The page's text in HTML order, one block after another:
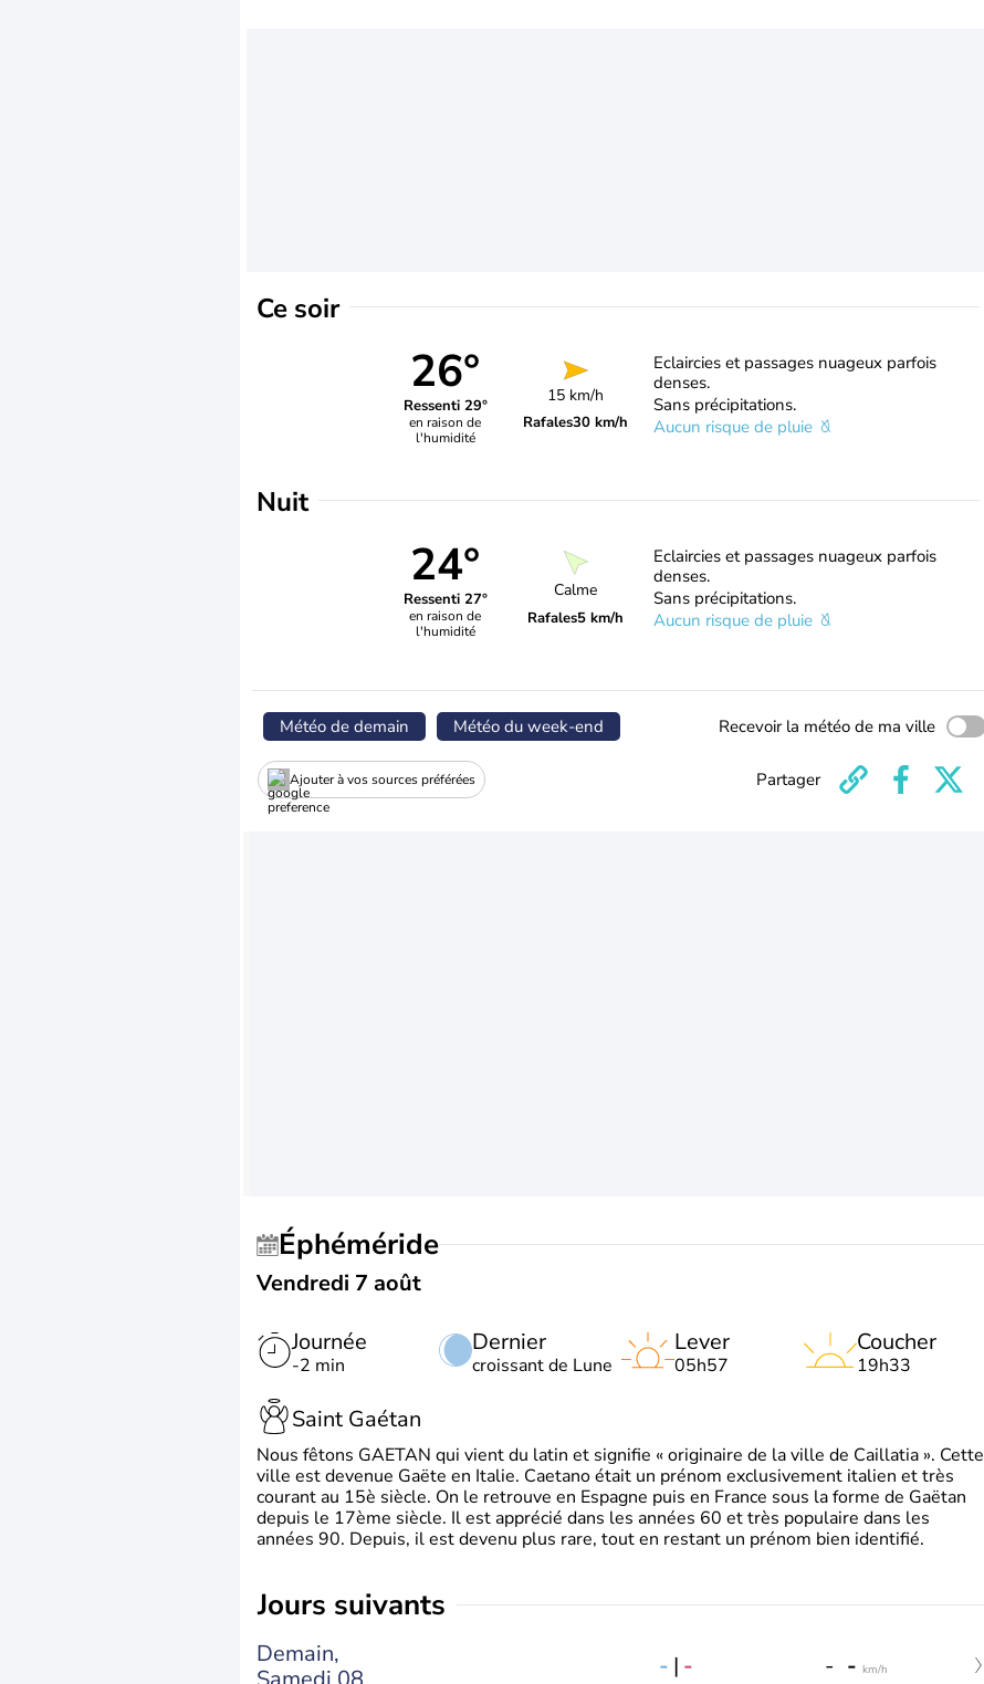
Ce soir
26°
Ressenti 29°
en raison de
l'humidité
15 km/h
Rafales30 km/h
Eclaircies et passages nuageux parfois
denses.
Sans précipitations.
Aucun risque de pluie
Nuit
24°
Ressenti 27°
en raison de
l'humidité
Calme
Rafales5 km/h
Eclaircies et passages nuageux parfois
denses.
Sans précipitations.
Aucun risque de pluie
Météo de demain Météo du week-end Recevoir la météo de ma ville
Ajouter à vos sources préférées Partager
Éphéméride
Vendredi 7 août
Journée
-2 min
Dernier
croissant de Lune
Lever
05h57
Coucher
19h33
Saint Gaétan
Nous fêtons GAETAN qui vient du latin et signifie « originaire de la ville de Caillatia ». Cette
ville est devenue Gaëte en Italie. Caetano était un prénom exclusivement italien et très
courant au 15è siècle. On le retrouve en Espagne puis en France sous la forme de Gaëtan
depuis le 17ème siècle. Il est apprécié dans les années 60 et très populaire dans les
années 90. Depuis, il est devenu plus rare, tout en restant un prénom bien identifié.
jours suivants
Demain,
- | - - - km/h